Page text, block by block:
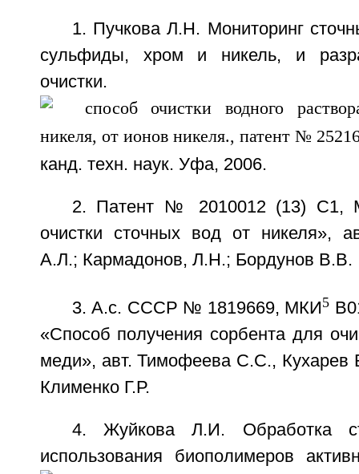
1. Пучкова Л.Н. Мониторинг
сульфиды, хром и никель, и
очистки.
канд. техн. наук. Уфа, 2006.
2. Патент № 2010012 (13) C1,
очистки сточных вод от никеля»,
А.Л.; Кармадонов, Л.Н.; Бордунов В.В.
3. А.с. СССР № 1819669, МКИ 5
«Способ получения сорбента для
меди», авт. Тимофеева С.С., Кухарев
Клименко Г.Р.
4. Жуйкова Л.И. Обработка
использования биополимеров